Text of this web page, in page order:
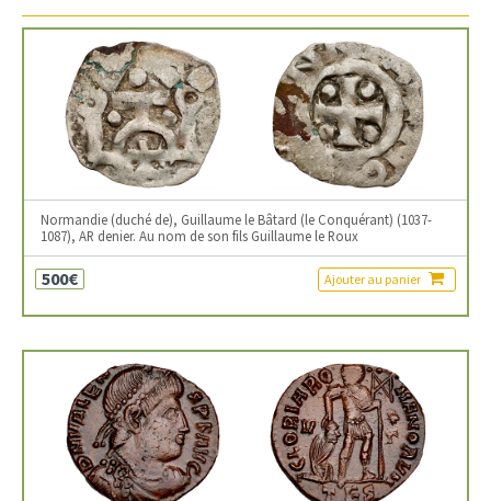
Normandie (duché de), Guillaume le Bâtard (le Conquérant) (1037-
1087), AR denier. Au nom de son fils Guillaume le Roux
500€ Ajouter au panier